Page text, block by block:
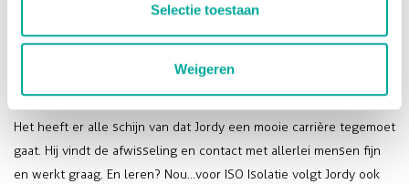
Selectie toestaan
Weigeren
Net als zijn schoonvader. Die staat ’s morgens om 6.00 uur op en
trekt om 22.00 uur ’s avonds de gordijnen dicht, Jordy doet dat nu
ook.
Het heeft er alle schijn van dat Jordy een mooie carrière tegemoet
gaat. Hij vindt de afwisseling en contact met allerlei mensen fijn
en werkt graag. En leren? Nou…voor ISO Isolatie volgt Jordy ook